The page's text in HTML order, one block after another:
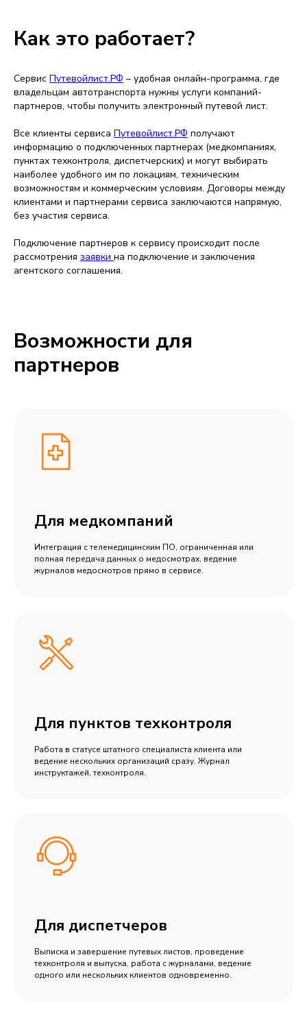
Как это работает?
Сервис Путевойлист.РФ – удобная онлайн-программа, где
владельцам автотранспорта нужны услуги компаний-
партнеров, чтобы получить электронный путевой лист.
Все клиенты сервиса Путевойлист.РФ получают
информацию о подключенных партнерах (медкомпаниях,
пунктах техконтроля, диспетчерских) и могут выбирать
наиболее удобного им по локациям, техническим
возможностям и коммерческим условиям. Договоры между
клиентами и партнерами сервиса заключаются напрямую,
без участия сервиса.
Подключение партнеров к сервису происходит после
рассмотрения заявки на подключение и заключения
агентского соглашения.
Возможности для
партнеров
Для медкомпаний
Интеграция с телемедицинским ПО, ограниченная или
полная передача данных о медосмотрах, ведение
журналов медосмотров прямо в сервисе.
Для пунктов техконтроля
Работа в статусе штатного специалиста клиента или
ведение нескольких организаций сразу. Журнал
инструктажей, техконтроля.
Для диспетчеров
Выписка и завершение путевых листов, проведение
техконтроля и выпуска, работа с журналами, ведение
одного или нескольких клиентов одновременно.